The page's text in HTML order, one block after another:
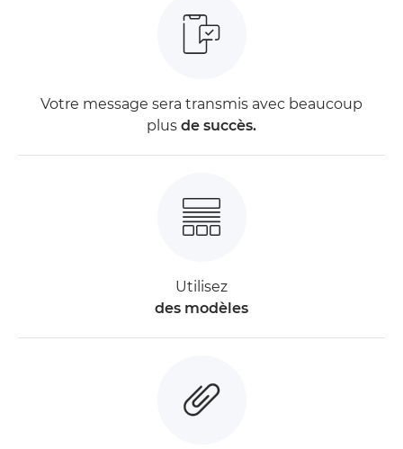
Votre message sera transmis avec beaucoup
plus de succès.
Utilisez
des modèles